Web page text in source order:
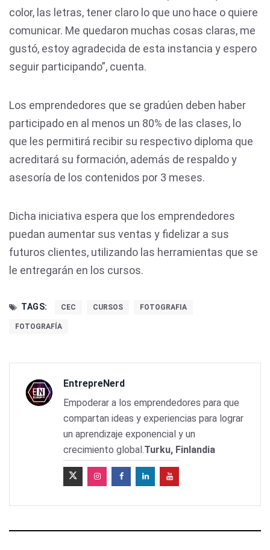
color, las letras, tener claro lo que uno hace o quiere
comunicar. Me quedaron muchas cosas claras, me
gustó, estoy agradecida de esta instancia y espero
seguir participando”, cuenta.
Los emprendedores que se gradúen deben haber
participado en al menos un 80% de las clases, lo
que les permitirá recibir su respectivo diploma que
acreditará su formación, además de respaldo y
asesoría de los contenidos por 3 meses.
Dicha iniciativa espera que los emprendedores
puedan aumentar sus ventas y fidelizar a sus
futuros clientes, utilizando las herramientas que se
le entregarán en los cursos.
TAGS: CEC CURSOS FOTOGRAFIA
FOTOGRAFÍA
EntrepreNerd
Empoderar a los emprendedores para que
compartan ideas y experiencias para lograr
un aprendizaje exponencial y un
crecimiento global.Turku, Finlandia